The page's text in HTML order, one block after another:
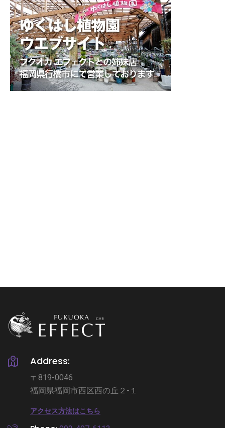
Address:
〒819-0046
福岡県福岡市西区西の丘２-１
アクセス方法はこちら